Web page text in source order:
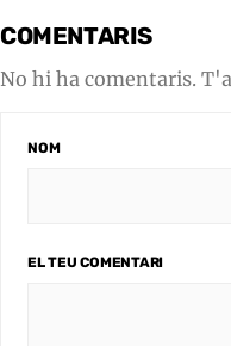
COMENTARIS
No hi ha comentaris.
NOM
EL TEU COMENTARI